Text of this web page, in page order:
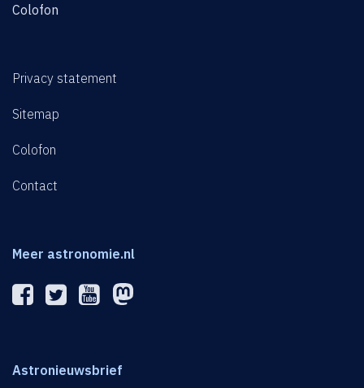
Colofon
Privacy statement
Sitemap
Colofon
Contact
Meer astronomie.nl
Astronieuwsbrief